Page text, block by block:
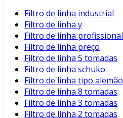
Filtro de linha industrial
Filtro de linha y
Filtro de linha profissional
Filtro de linha preço
Filtro de linha 5 tomadas
Filtro de linha schuko
Filtro de linha tipo alemão
Filtro de linha 8 tomadas
Filtro de linha 3 tomadas
Filtro de linha 2 tomadas